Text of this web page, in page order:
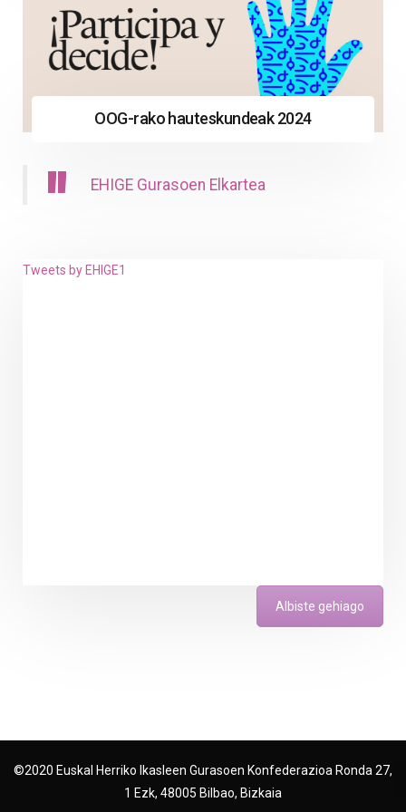
OOG-rako hauteskundeak 2024
EHIGE Gurasoen Elkartea
Tweets by EHIGE1
Albiste gehiago
©2020 Euskal Herriko Ikasleen Gurasoen Konfederazioa Ronda 27,
1 Ezk, 48005 Bilbao, Bizkaia